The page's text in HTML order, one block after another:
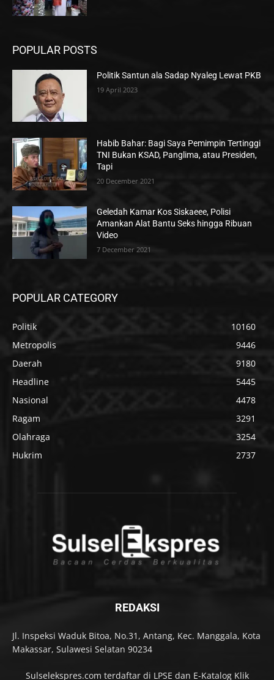
POPULAR POSTS
Politik Santun ala Sadap Nyaleg Lewat PKB
19 April 2023
Habib Bahar: Bagi Saya Pemimpin Tertinggi
TNI Bukan KSAD, Panglima, atau Presiden,
Tapi
20 December 2021
Geledah Kamar Kos Siskaeee, Polisi
Amankan Alat Bantu Seks hingga Ribuan
Video
7 December 2021
POPULAR CATEGORY
Politik
10160
Metropolis
9446
Daerah
9180
Headline
5445
Nasional
4478
Ragam
3291
Olahraga
3254
Hukrim
2737
REDAKSI
Jl. Inspeksi Waduk Bitoa, No.31, Antang, Kec. Manggala, Kota
Makassar, Sulawesi Selatan 90234
Sulselekspres.com terdaftar di LPSE dan E-Katalog Klik